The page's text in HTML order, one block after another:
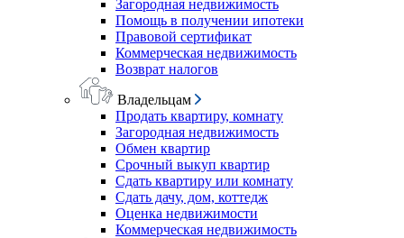
Загородная недвижимость
Помощь в получении ипотеки
Правовой сертификат
Коммерческая недвижимость
Возврат налогов
Владельцам
Продать квартиру, комнату
Загородная недвижимость
Обмен квартир
Срочный выкуп квартир
Сдать квартиру или комнату
Сдать дачу, дом, коттедж
Оценка недвижимости
Коммерческая недвижимость